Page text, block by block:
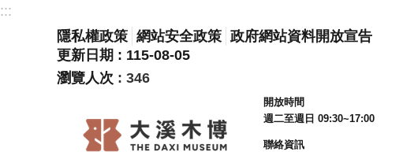
:::
隱私權政策 網站安全政策 政府網站資料開放宣告
更新日期
115-08-05
瀏覽人次
346
開放時間
週二至週日 09:30~17:00
聯絡資訊